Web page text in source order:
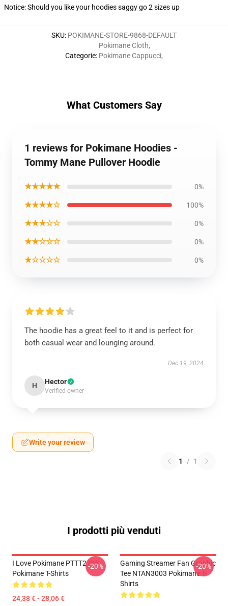
Notice: Should you like your hoodies saggy go 2 sizes up
SKU: POKIMANE-STORE-9868-DEFAULT
Categorie:
Pokimane Cloth,
Pokimane Cappucci,
What Customers Say
1 reviews for Pokimane Hoodies -
Tommy Mane Pullover Hoodie
★★★★★ 0%
★★★★☆ 100%
★★★☆☆ 0%
★★☆☆☆ 0%
★☆☆☆☆ 0%
The hoodie has a great feel to it and is perfect for
both casual wear and lounging around.
Dec 19, 2024
H Hector
Verified owner
Write your review
1 / 1
I prodotti più venduti
I Love Pokimane PTTT2705
Pokimane T-Shirts
24,38 € - 28,06 €
-20%
Gaming Streamer Fan Graphic
Tee NTAN3003 Pokimane T-
Shirts
-20%